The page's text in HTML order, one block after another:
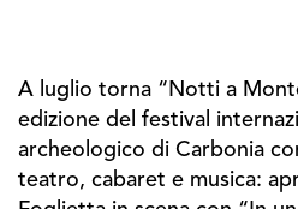
A luglio torna “Notti a
edizione del festival
archeologico di Carbonia
teatro, cabaret e musica: